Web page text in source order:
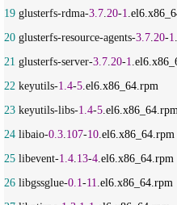
19 glusterfs-rdma-3.7 20-1
20 glusterfs-resource-agents-3.7 20-1
21 glusterfs-server-3.7 20-1
22 keyutils-1.4-5
23 keyutils-libs-1.4-5
24 libaio-0.3 107-10
25 libevent-1.4 13-4
26 libgssglue-0.1 -11